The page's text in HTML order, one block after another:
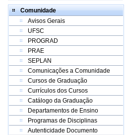
Comunidade
Avisos Gerais
UFSC
PROGRAD
PRAE
SEPLAN
Comunicações a Comunidade
Cursos de Graduação
Currículos dos Cursos
Catálogo da Graduação
Departamentos de Ensino
Programas de Disciplinas
Autenticidade Documento